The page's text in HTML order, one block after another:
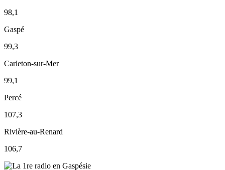
98,1
Gaspé
99,3
Carleton-sur-Mer
99,1
Percé
107,3
Rivière-au-Renard
106,7